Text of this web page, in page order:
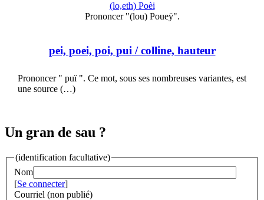
(lo,eth) Poèi
Prononcer "(lou) Poueÿ".
pei, poei, poi, pui / colline, hauteur
Prononcer " puï ". Ce mot, sous ses nombreuses variantes, est
une source (…)
Un gran de sau ?
(identification facultative)
Nom
[Se connecter]
Courriel (non publié)